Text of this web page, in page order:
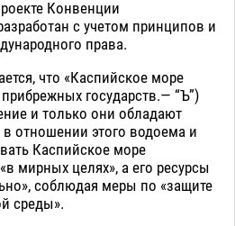
Конвенции
с учетом принципов и
права.
что «Каспийское море
государств.— “Ъ”)
и только они обладают
отношении этого водоема и
Каспийское море
мирных целях», а его ресурсы
соблюдая меры по «защите
среды».